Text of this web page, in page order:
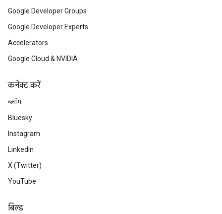
Google Developer Groups
Google Developer Experts
Accelerators
Google Cloud & NVIDIA
कनेक्ट करें
ब्लॉग
Bluesky
Instagram
LinkedIn
X (Twitter)
YouTube
बिल्ड